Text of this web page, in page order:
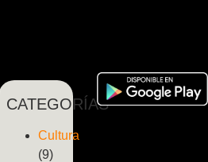
CATEGORÍAS
Cultura
(9)